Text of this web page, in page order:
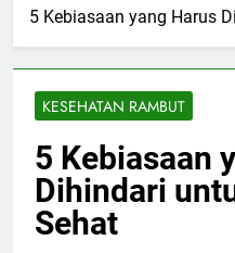
5 Kebiasaan yang Harus
KESEHATAN RAMBUT
5 Kebiasaan
Dihindari
Sehat